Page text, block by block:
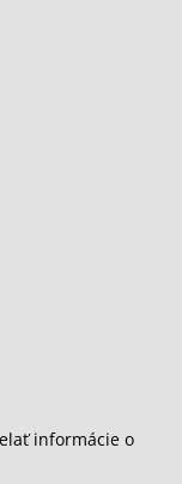
informácie o